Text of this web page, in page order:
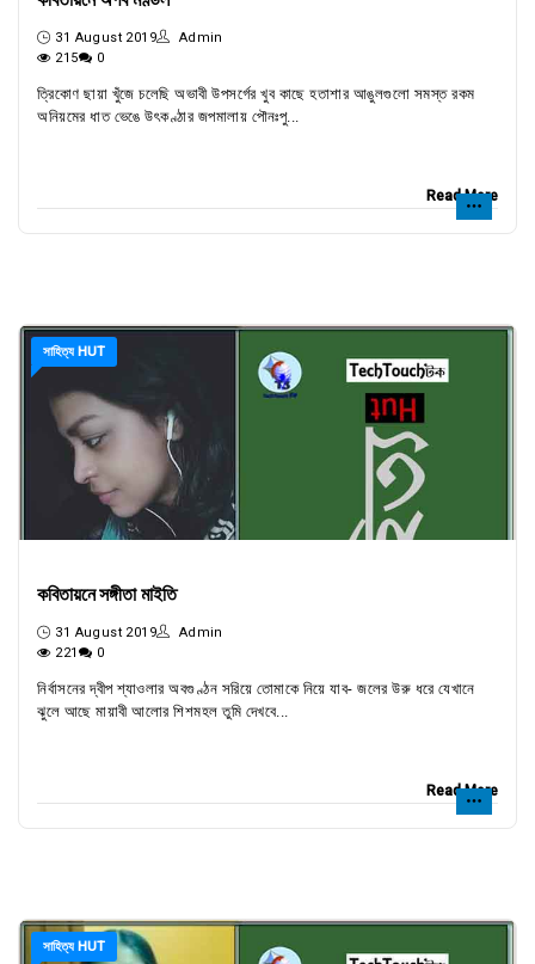
31 August 2019
Admin
215
0
ত্রিকোণ ছায়া খুঁজে চলেছি অভাবী উপসর্গের খুব কাছে হতাশার আঙুলগুলো সমস্ত রকম
অনিয়মের ধাত ভেঙে উৎকণ্ঠার জপমালায় পৌনঃপু...
Read More
সাহিত্য HUT
কবিতায়নে সঙ্গীতা মাইতি
31 August 2019
Admin
221
0
নির্বাসনের দ্বীপ শ্যাওলার অবগুণ্ঠন সরিয়ে তোমাকে নিয়ে যাব- জলের উরু ধরে যেখানে
ঝুলে আছে মায়াবী আলোর শিশমহল তুমি দেখবে...
Read More
সাহিত্য HUT